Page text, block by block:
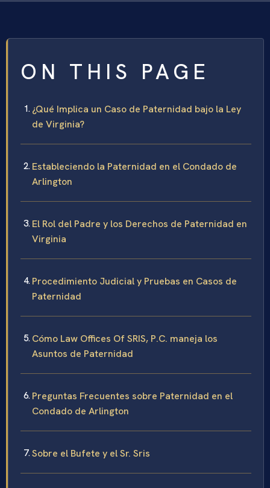
ON THIS PAGE
¿Qué Implica un Caso de Paternidad bajo la Ley
de Virginia?
Estableciendo la Paternidad en el Condado de
Arlington
El Rol del Padre y los Derechos de Paternidad en
Virginia
Procedimiento Judicial y Pruebas en Casos de
Paternidad
Cómo Law Offices Of SRIS, P.C. maneja los
Asuntos de Paternidad
Preguntas Frecuentes sobre Paternidad en el
Condado de Arlington
Sobre el Bufete y el Sr. Sris